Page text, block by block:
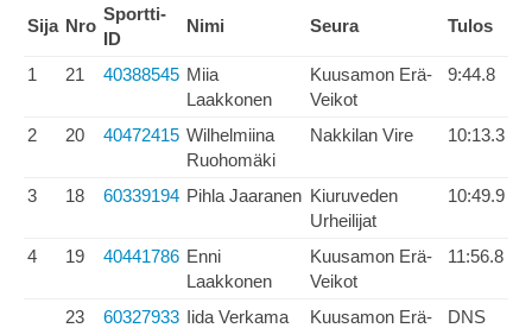
Sija Nro
Sportti-
ID
Nimi Seura Tulos
1 21 40388545 Miia
Laakkonen
Kuusamon Erä-
Veikot
9:44.8
2 20 40472415 Wilhelmiina
Ruohomäki
Nakkilan Vire 10:13.3
3 18 60339194 Pihla Jaaranen Kiuruveden
Urheilijat
10:49.9
4 19 40441786 Enni
Laakkonen
Kuusamon Erä-
Veikot
11:56.8
23 60327933 Iida Verkama
Kuusamon Erä-
DNS